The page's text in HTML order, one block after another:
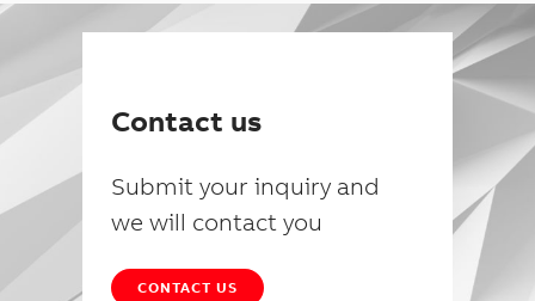
Contact us
Submit your inquiry and
we will contact you
CONTACT US